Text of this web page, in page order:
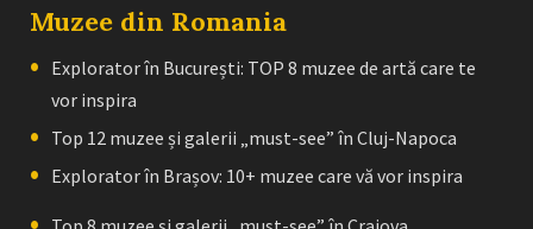
Muzee din Romania
Explorator în București: TOP 8 muzee de artă care te
vor inspira
Top 12 muzee și galerii „must-see” în Cluj-Napoca
Explorator în Brașov: 10+ muzee care vă vor inspira